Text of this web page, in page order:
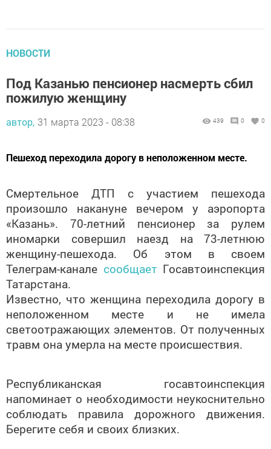
НОВОСТИ
Под Казанью пенсионер насмерть сбил
пожилую женщину
автор, 31 марта 2023 - 08:38 439 0 0
Пешеход переходила дорогу в неположенном месте.
Смертельное ДТП с участием пешехода
произошло накануне вечером у аэропорта
«Казань». 70-летний пенсионер за рулем
иномарки совершил наезд на 73-летнюю
женщину-пешехода. Об этом в своем
Телеграм-канале сообщает Госавтоинспекция
Татарстана.
Известно, что женщина переходила дорогу в
неположенном месте и не имела
светоотражающих элементов. От полученных
травм она умерла на месте происшествия.
Республиканская госавтоинспекция
напоминает о необходимости неукоснительно
соблюдать правила дорожного движения.
Берегите себя и своих близких.